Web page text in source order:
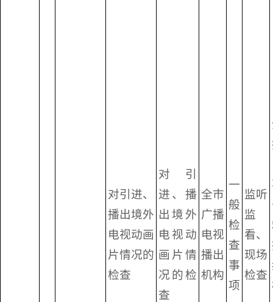
对引进、
播出境外
电视动画
片情况的
检查
对引
进、播
出境外
电视动
画片情
况的检
查
全市
广播
电视
播出
机构
一
般
检
查
事
项
监听
监
看、
现场
检查